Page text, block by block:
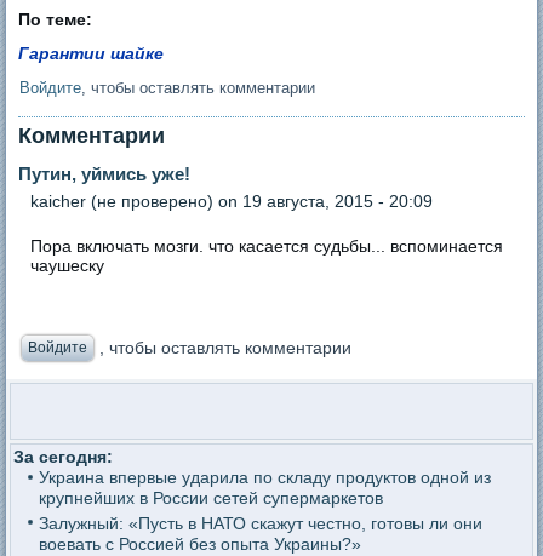
По теме:
Гарантии шайке
Войдите, чтобы оставлять комментарии
Комментарии
Путин, уймись уже!
kaicher (не проверено) on 19 августа, 2015 - 20:09
Пора включать мозги. что касается судьбы... вспоминается
чаушеску
Войдите , чтобы оставлять комментарии
За сегодня:
Украина впервые ударила по складу продуктов одной из
крупнейших в России сетей супермаркетов
Залужный: «Пусть в НАТО скажут честно, готовы ли они
воевать с Россией без опыта Украины?»